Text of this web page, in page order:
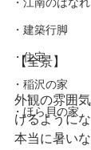
・建築行脚
・住宅
・稲沢の家
・ほら貝の家
【全景】
外観の雰囲
けるように
本当に暑い